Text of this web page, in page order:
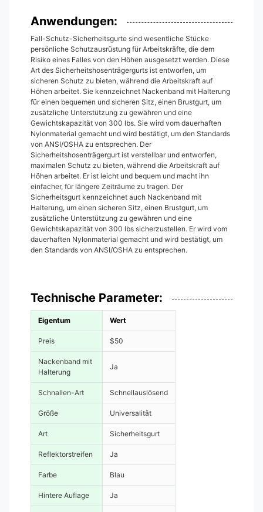
Anwendungen:
Fall-Schutz-Sicherheitsgurte sind wesentliche Stücke
persönliche Schutzausrüstung für Arbeitskräfte, die dem
Risiko eines Falles von den Höhen ausgesetzt werden. Diese
Art des Sicherheitshosenträgergurts ist entworfen, um
sicheren Schutz zu bieten, während die Arbeitskraft auf
Höhen arbeitet. Sie kennzeichnet Nackenband mit Halterung
für einen bequemen und sicheren Sitz, einen Brustgurt, um
zusätzliche Unterstützung zu gewähren und eine
Gewichtskapazität von 300 lbs. Sie wird vom dauerhaften
Nylonmaterial gemacht und wird bestätigt, um den Standards
von ANSI/OSHA zu entsprechen. Der
Sicherheitshosenträgergurt ist verstellbar und entworfen,
maximalen Schutz zu bieten, während die Arbeitskraft auf
Höhen arbeitet. Er ist leicht und bequem und macht ihn
einfacher, für längere Zeiträume zu tragen. Der
Sicherheitsgurt kennzeichnet auch Nackenband mit
Halterung, um einen sicheren Sitz, einen Brustgurt, um
zusätzliche Unterstützung zu gewähren und eine
Gewichtskapazität von 300 lbs sicherzustellen. Er wird vom
dauerhaften Nylonmaterial gemacht und wird bestätigt, um
den Standards von ANSI/OSHA zu entsprechen.
Technische Parameter:
Eigentum Wert
Preis $50
Nackenband mit
Halterung
Ja
Schnallen-Art Schnellauslösend
Größe Universalität
Art Sicherheitsgurt
Reflektorstreifen Ja
Farbe Blau
Hintere Auflage Ja